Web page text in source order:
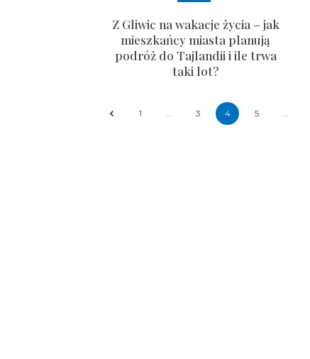
Z Gliwic na wakacje życia – jak
mieszkańcy miasta planują
podróż do Tajlandii i ile trwa
taki lot?
1 3 4 5